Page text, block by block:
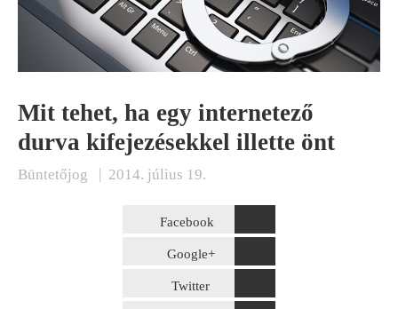
Mit tehet, ha egy internetező
durva kifejezésekkel illette önt
Büntetőjog 2014. július 19.
Facebook
Google+
Twitter